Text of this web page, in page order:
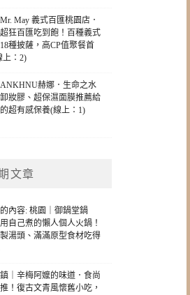
May 義式百匯桃園店．
狂百匯吃到飽！百種義式
種披薩，高CP值聚餐首
上：2)
赫娜．生命之水
妝膠、超保濕面膜推薦給
超有感保養(線上：1)
文章
內容: 桃園｜御鍋堂鍋
自己煮的懶人個人火鍋！
湯頭、滿滿原型食材吃得
｜辛梅阿嬤的味道．食尚
！復古文青風懷舊小吃，